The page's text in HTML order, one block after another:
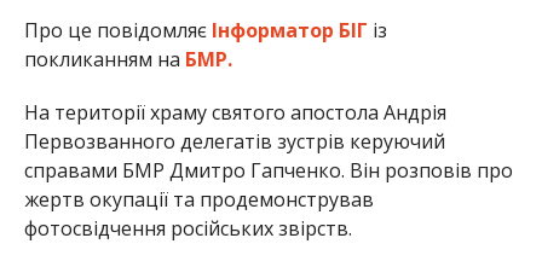
Про це повідомляє Інформатор БІГ із
покликанням на БМР.
На території храму святого апостола Андрія
Первозванного делегатів зустрів керуючий
справами БМР Дмитро Гапченко. Він розповів про
жертв окупації та продемонстрував
фотосвідчення російських звірств.